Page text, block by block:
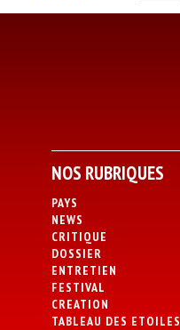
NOS RUBRIQUES
PAYS
NEWS
CRITIQUE
DOSSIER
ENTRETIEN
FESTIVAL
CREATION
TABLEAU DES ETOILES